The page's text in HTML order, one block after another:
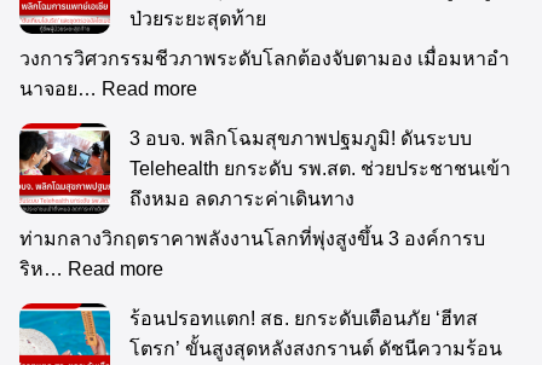
ป่วยระยะสุดท้าย
วงการวิศวกรรมชีวภาพระดับโลกต้องจับตามอง เมื่อมหาอำ
นาจอย… Read more
3 อบจ. พลิกโฉมสุขภาพปฐมภูมิ! ดันระบบ
Telehealth ยกระดับ รพ.สต. ช่วยประชาชนเข้า
ถึงหมอ ลดภาระค่าเดินทาง
ท่ามกลางวิกฤตราคาพลังงานโลกที่พุ่งสูงขึ้น 3 องค์การบ
ริห… Read more
ร้อนปรอทแตก! สธ. ยกระดับเตือนภัย ‘ฮีทส
โตรก’ ขั้นสูงสุดหลังสงกรานต์ ดัชนีความร้อน